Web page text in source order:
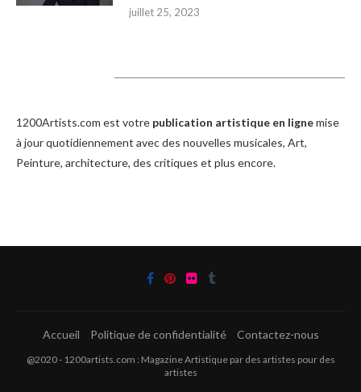
juillet 25, 2023
1200Artists.com est votre publication artistique en lignemise
à jour quotidiennement avec des nouvelles musicales, Art,
Peinture, architecture, des critiques et plus encore.
Accueil Politique de confidentialité Contactez-nous
@2020 - 1200artists.com : Magazine Artistique par des artistes pour des
artistes